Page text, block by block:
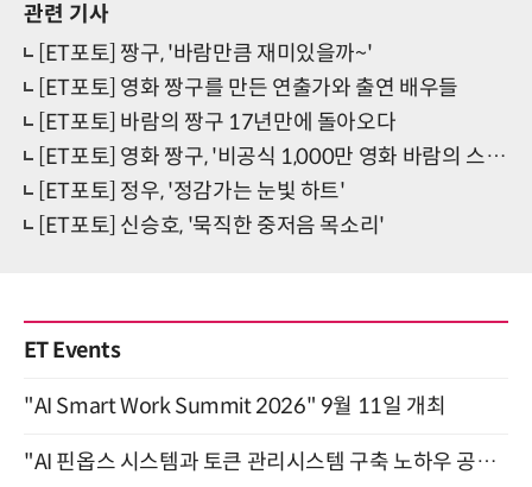
관련 기사
[ET포토] 짱구, '바람만큼 재미있을까~'
[ET포토] 영화 짱구를 만든 연출가와 출연 배우들
[ET포토] 바람의 짱구 17년만에 돌아오다
[ET포토] 영화 짱구, '비공식 1,000만 영화 바람의 스핀오프'
[ET포토] 정우, '정감가는 눈빛 하트'
[ET포토] 신승호, '묵직한 중저음 목소리'
ET Events
"AI Smart Work Summit 2026" 9월 11일 개최
"AI 핀옵스 시스템과 토큰 관리시스템 구축 노하우 공개" 잠실 한국광고문화회관 2층 대회의실 (8/21)